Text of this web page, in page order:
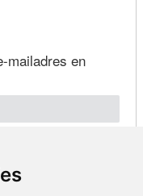
mailadres en